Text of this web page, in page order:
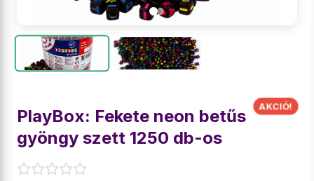
PlayBox: Fekete neon betűs
gyöngy szett 1250 db-os